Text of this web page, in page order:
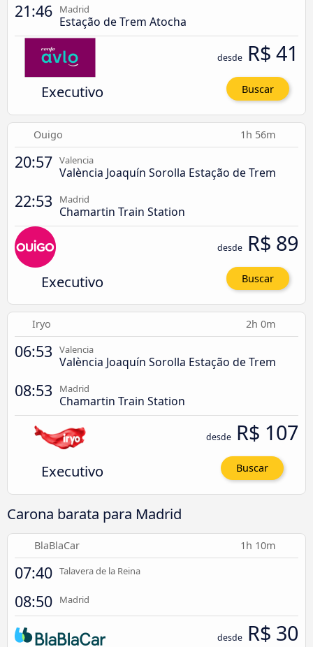
21:46 Madrid
Estação de Trem Atocha
Executivo
desde R$ 41
Buscar
Ouigo 1h 56m
20:57 Valencia
València Joaquín Sorolla Estação de Trem
22:53 Madrid
Chamartin Train Station
Executivo
desde R$ 89
Buscar
Iryo 2h 0m
06:53 Valencia
València Joaquín Sorolla Estação de Trem
08:53 Madrid
Chamartin Train Station
Executivo
desde R$ 107
Buscar
Carona barata para Madrid
BlaBlaCar 1h 10m
07:40 Talavera de la Reina
08:50 Madrid
desde R$ 30